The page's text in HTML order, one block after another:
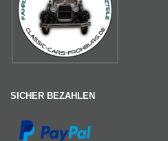
SICHER BEZAHLEN